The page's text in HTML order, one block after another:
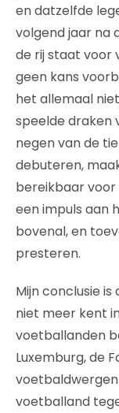
en datzelfde
volgend jaar na
de rij staat voor
geen kans
het allemaal
speelde draken
negen van de
debuteren,
bereikbaar voor
een impuls aan
bovenal, en
presteren.
Mijn conclusie
niet meer kent
voetballanden
Luxemburg, de
voetballand